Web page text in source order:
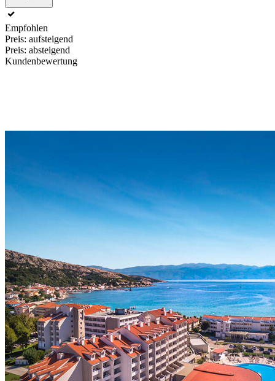
Empfohlen
Preis: aufsteigend
Preis: absteigend
Kundenbewertung